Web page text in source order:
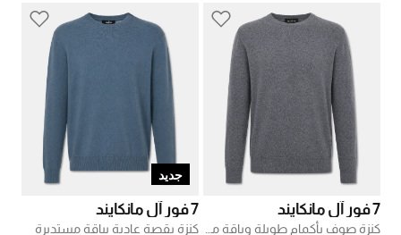
7 فور آل مانكايند
جديد
7 فور آل مانكايند
كنزة بقصة عادية بياقة مستديرة